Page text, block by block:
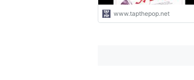
www.tapthepop.net